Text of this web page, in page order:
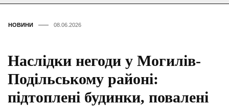
НОВИНИ 08.06.2026
Наслідки негоди у Могилів-
Подільському районі:
підтоплені будинки, повалені